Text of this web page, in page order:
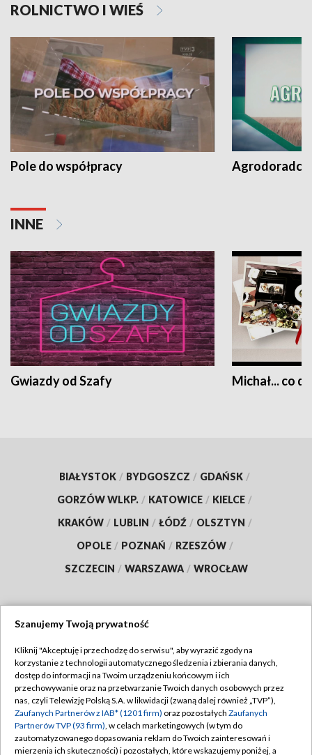
ROLNICTWO I WIEŚ
Pole do współpracy Agrodoradcy
INNE
Gwiazdy od Szafy Michał... co
BIAŁYSTOK / BYDGOSZCZ / GDAŃSK /
GORZÓW WLKP. / KATOWICE / KIELCE /
KRAKÓW / LUBLIN / ŁÓDŹ / OLSZTYN /
OPOLE / POZNAŃ / RZESZÓW /
SZCZECIN / WARSZAWA / WROCŁAW
TVP
Abonament TVP
Emisja w TVP
Centrum informacji TVP
Regulamin TVP
Polityka prywatności
Moje zgody
Szanujemy Twoją prywatność
Kliknij "Akceptuję i przechodzę do serwisu", aby wyrazić zgody na
korzystanie z technologii automatycznego śledzenia i zbierania danych,
dostęp do informacji na Twoim urządzeniu końcowym i ich
przechowywanie oraz na przetwarzanie Twoich danych osobowych przez
nas, czyli Telewizję Polską S.A. w likwidacji (zwaną dalej również „TVP”),
Zaufanych Partnerów z IAB* (1201 firm) oraz pozostałych Zaufanych
Partnerów TVP (93 firm), w celach marketingowych (w tym do
zautomatyzowanego dopasowania reklam do Twoich zainteresowań i
mierzenia ich skuteczności) i pozostałych, które wskazujemy poniżej, a